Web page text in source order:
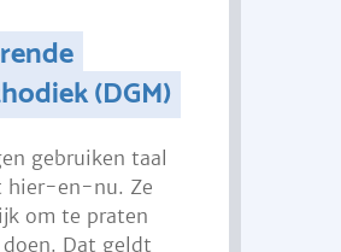
(DGM)
gebruiken taal
hier-en-nu. Ze
om te praten
Dat geldt